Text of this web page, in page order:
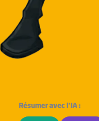
Résumer avec l'IA :